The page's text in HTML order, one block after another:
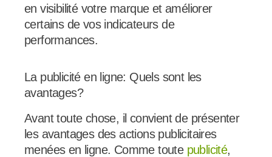
en visibilité votre marque et améliorer
certains de vos indicateurs de
performances.
La publicité en ligne: Quels sont les
avantages?
Avant toute chose, il convient de présenter
les avantages des actions publicitaires
menées en ligne. Comme toute publicité,